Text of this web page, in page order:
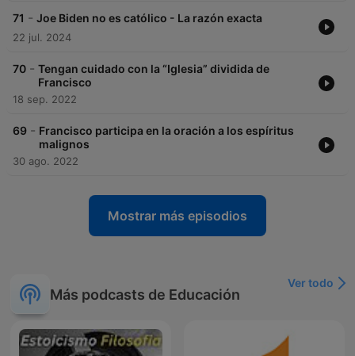
71 - Joe Biden no es católico - La razón exacta
22 jul. 2024
70 - Tengan cuidado con la “Iglesia” dividida de
Francisco
18 sep. 2022
69 - Francisco participa en la oración a los espíritus
malignos
30 ago. 2022
Mostrar más episodios
Más podcasts de Educación
Ver todo